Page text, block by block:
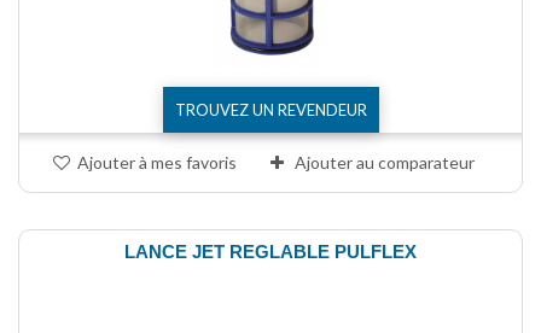
TROUVEZ UN REVENDEUR
Ajouter à mes favoris Ajouter au comparateur
LANCE JET REGLABLE PULFLEX